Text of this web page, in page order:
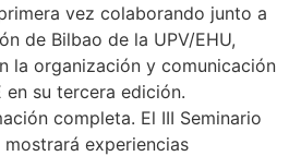
vez colaborando junto a
de Bilbao de la UPV/EHU,
la organización y comunicación
en su tercera edición.
completa. El III Seminario
mostrará experiencias